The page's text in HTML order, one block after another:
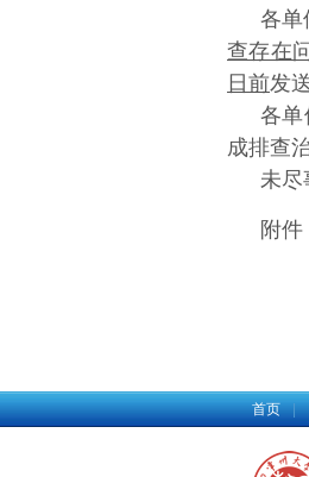
各单
查存在
日前发
各单
成排查
未尽
附件
首页 |